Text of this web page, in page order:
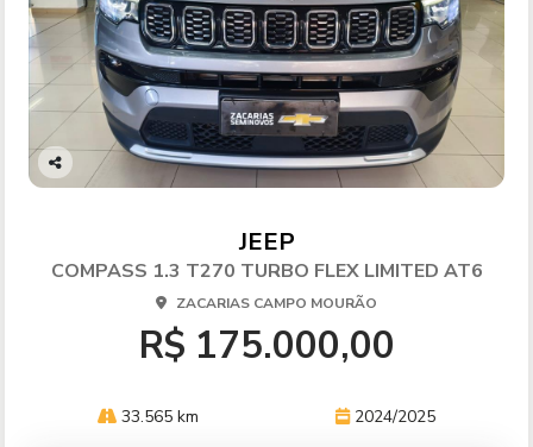
Co
JEEP
COMPASS 1.3 T270 TURBO FLEX LIMITED AT6
ZACARIAS CAMPO MOURÃO
R$ 175.000,00
33.565 km 2024/2025